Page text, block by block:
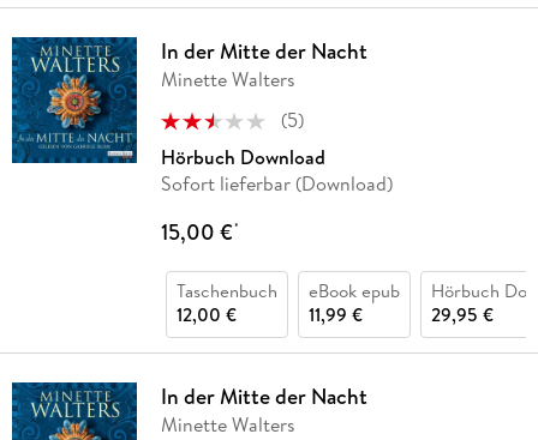
In der Mitte der Nacht
Minette Walters
(5)
Hörbuch Download
Sofort lieferbar (Download)
15,00 €*
Taschenbuch
12,00 €
eBook epub
11,99 €
Hörbuch
29,95 €
In der Mitte der Nacht
Minette Walters